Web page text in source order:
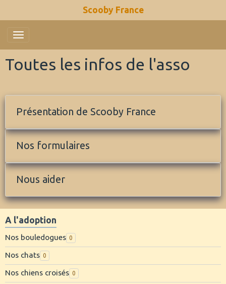
Scooby France
Toutes les infos de l'asso
Présentation de Scooby France
Nos formulaires
Nous aider
A l'adoption
Nos bouledogues 0
Nos chats 0
Nos chiens croisés 0